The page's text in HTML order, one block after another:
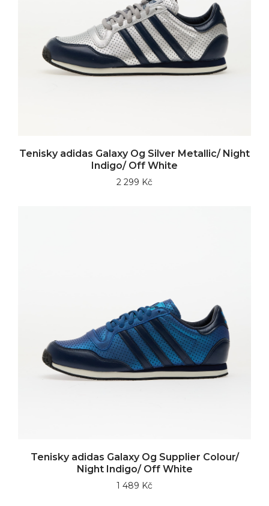
Tenisky adidas Galaxy Og Silver Metallic/ Night
Indigo/ Off White
2 299 Kč
Tenisky adidas Galaxy Og Supplier Colour/
Night Indigo/ Off White
1 489 Kč